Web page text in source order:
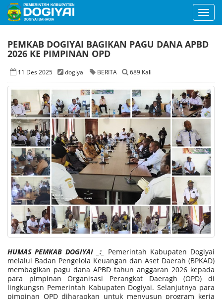
PEMKAB DOGIYAI BAGIKAN PAGU DANA APBD
2026 KE PIMPINAN OPD
11 Des 2025 dogiyai BERITA 689 Kali
HUMAS PEMKAB DOGIYAI _:_
Pemerintah Kabupaten Dogiyai
melalui Badan Pengelola Keuangan dan Aset Daerah (BPKAD)
membagikan pagu dana APBD tahun anggaran 2026 kepada
para pimpinan Organisasi Perangkat Daeragh (OPD) di
lingkungsn Pemerintah Kabupaten Dogiyai. Selanjutnya para
pimpinan OPD diharapkan untuk menyusun program kerja